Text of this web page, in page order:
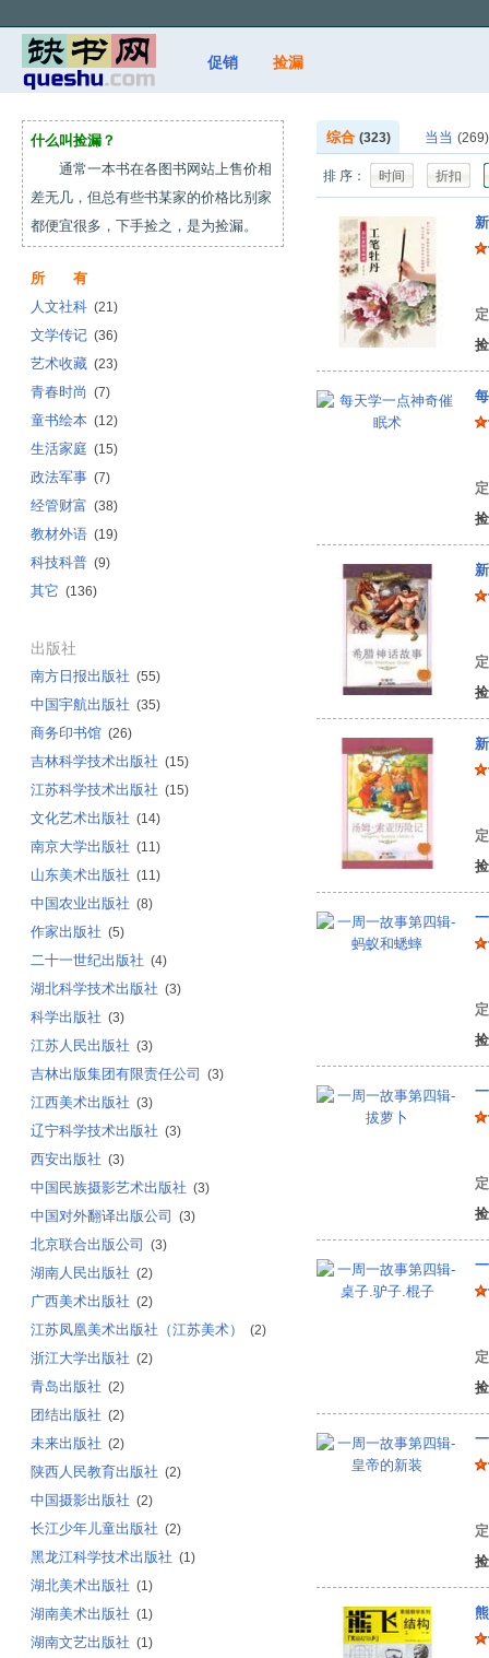
促销 捡漏
什么叫捡漏？
通常一本书在各图书网站上售价相
差无几，但总有些书某家的价格比别家
都便宜很多，下手捡之，是为捡漏。
所 有
人文社科 (21)
文学传记 (36)
艺术收藏 (23)
青春时尚 (7)
童书绘本 (12)
生活家庭 (15)
政法军事 (7)
经管财富 (38)
教材外语 (19)
科技科普 (9)
其它 (136)
出版社
南方日报出版社 (55)
中国宇航出版社 (35)
商务印书馆 (26)
吉林科学技术出版社 (15)
江苏科学技术出版社 (15)
文化艺术出版社 (14)
南京大学出版社 (11)
山东美术出版社 (11)
中国农业出版社 (8)
作家出版社 (5)
二十一世纪出版社 (4)
湖北科学技术出版社 (3)
科学出版社 (3)
江苏人民出版社 (3)
吉林出版集团有限责任公司 (3)
江西美术出版社 (3)
辽宁科学技术出版社 (3)
西安出版社 (3)
中国民族摄影艺术出版社 (3)
中国对外翻译出版公司 (3)
北京联合出版公司 (3)
湖南人民出版社 (2)
广西美术出版社 (2)
江苏凤凰美术出版社（江苏美术） (2)
浙江大学出版社 (2)
青岛出版社 (2)
团结出版社 (2)
未来出版社 (2)
陕西人民教育出版社 (2)
中国摄影出版社 (2)
长江少年儿童出版社 (2)
黑龙江科学技术出版社 (1)
湖北美术出版社 (1)
湖南美术出版社 (1)
湖南文艺出版社 (1)
综合 (323) 当当 (269)
排 序： 时间 折扣